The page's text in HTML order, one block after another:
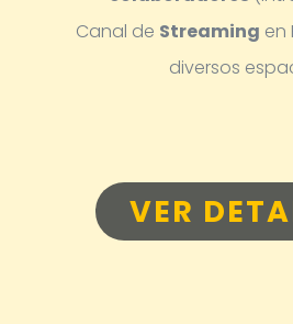
Canal de Streaming en
diversos
VER